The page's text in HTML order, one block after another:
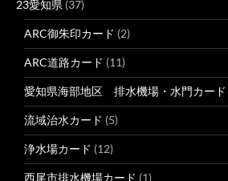
23愛知県 (37)
ARC御朱印カード (2)
ARC道路カード (11)
愛知県海部地区 排水機場・水門カード
流域治水カード (5)
浄水場カード (12)
西尾市排水機場カード (1)